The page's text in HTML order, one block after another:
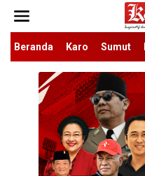
konten
Beranda
Karo Sumut